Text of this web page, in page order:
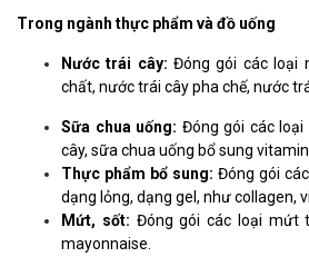
Trong ngành thực phẩm và đồ uống
Nước trái cây: Đóng gói các loại
chất, nước trái cây pha chế, nước
Sữa chua uống: Đóng gói các
cây, sữa chua uống bổ sung vitamin.
Thực phẩm bổ sung: Đóng gói
dạng lỏng, dạng gel, như collagen,
Mứt, sốt: Đóng gói các loại mứt
mayonnaise.